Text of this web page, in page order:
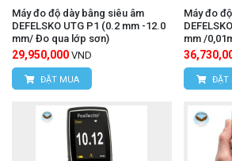
HÙNG NGUYÊN TECH - HÀ
Địa chỉ: Số 15, ngõ 85 Tân
Q. Bắc Từ Liêm, TP. Hà Nội.
VPDG:Số 20D, ngõ 16/28 Đỗ
Đình 1, Q.Nam Từ Liêm, TP.
Hotline: 0393.968.345 /
Máy đo độ dày bằng siêu âm
DEFELSKO UTG P1 (0.2 mm -12.0
mm/ Đo qua lớp sơn)
29,950,000 VND
ĐẶT MUA
Máy đo
mm /
ĐẶT